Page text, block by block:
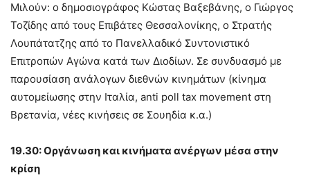
Μιλούν: ο δημοσιογράφος Κώστας Βαξεβάνης, ο Γιώργος
Toζίδης από τους Επιβάτες Θεσσαλονίκης, ο Στρατής
Λουπάτατζης από το Πανελλαδικό Συντονιστικό
Επιτροπών Αγώνα κατά των Διοδίων. Σε συνδυασμό με
παρουσίαση ανάλογων διεθνών κινημάτων (κίνημα
αυτομείωσης στην Ιταλία, anti poll tax movement στη
Βρετανία, νέες κινήσεις σε Σουηδία κ.α.)
19.30: Οργάνωση και κινήματα ανέργων μέσα στην
κρίση